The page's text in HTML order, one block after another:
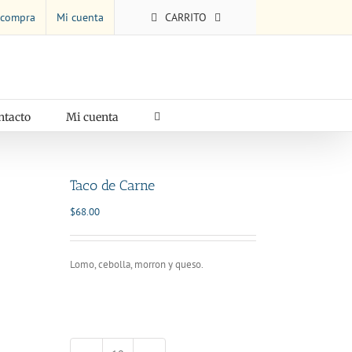
Mi cuenta CARRITO
Mi cuenta
Taco de Carne
$68.00
Lomo, cebolla, morron y queso.